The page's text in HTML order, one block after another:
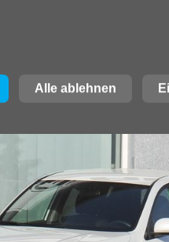
Alle ablehnen